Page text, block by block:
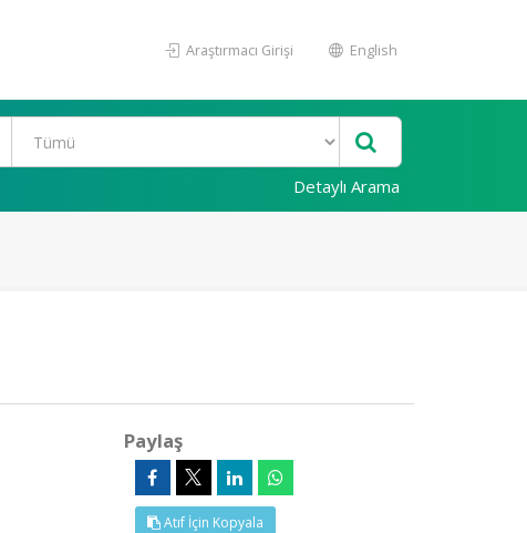
Araştırmacı Girişi English
Detaylı Arama
Paylaş
Atıf İçin Kopyala